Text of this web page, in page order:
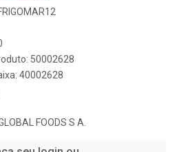
50002628
40002628
FOODS S A.